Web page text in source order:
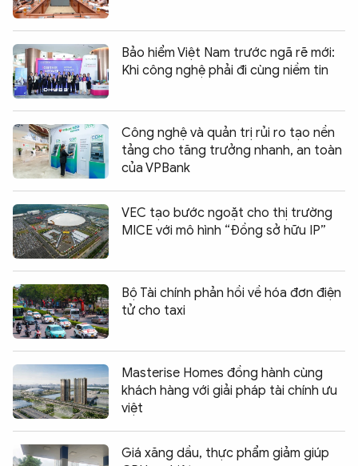
Bảo hiểm Việt Nam trước ngã rẽ mới:
Khi công nghệ phải đi cùng niềm tin
Công nghệ và quản trị rủi ro tạo nền
tảng cho tăng trưởng nhanh, an toàn
của VPBank
VEC tạo bước ngoặt cho thị trường
MICE với mô hình “Đồng sở hữu IP”
Bộ Tài chính phản hồi về hóa đơn điện
tử cho taxi
Masterise Homes đồng hành cùng
khách hàng với giải pháp tài chính ưu
việt
Giá xăng dầu, thực phẩm giảm giúp